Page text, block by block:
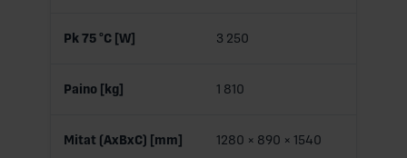
Pk 75 °C [W] 3 250
Paino [kg] 1 810
Mitat (AxBxC) [mm] 1280 × 890 × 1540